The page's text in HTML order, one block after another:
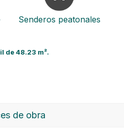
Senderos peatonales
de 48.23 m².
de obra